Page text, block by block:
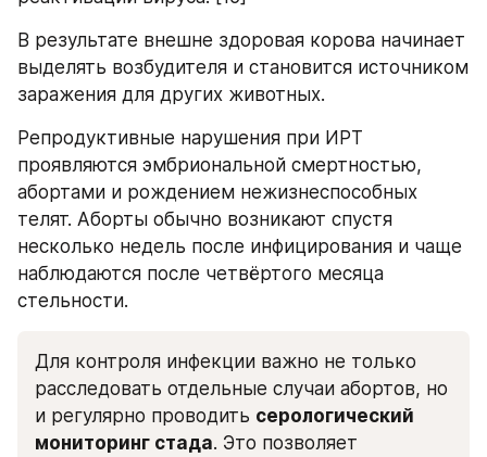
В результате внешне здоровая корова начинает
выделять возбудителя и становится источником
заражения для других животных.
Репродуктивные нарушения при ИРТ
проявляются эмбриональной смертностью,
абортами и рождением нежизнеспособных
телят. Аборты обычно возникают спустя
несколько недель после инфицирования и чаще
наблюдаются после четвёртого месяца
стельности.
Для контроля инфекции важно не только
расследовать отдельные случаи абортов, но
и регулярно проводить серологический
мониторинг стада. Это позволяет